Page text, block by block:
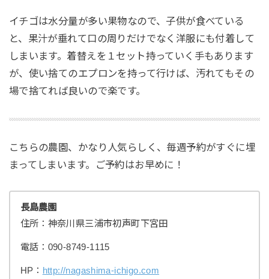
イチゴは水分量が多い果物なので、子供が食べている
と、果汁が垂れて口の周りだけでなく洋服にも付着して
しまいます。着替えを１セット持っていく手もあります
が、使い捨てのエプロンを持って行けば、汚れてもその
場で捨てれば良いので楽です。
こちらの農園、かなり人気らしく、毎週予約がすぐに埋
まってしまいます。ご予約はお早めに！
長島農園
住所：神奈川県三浦市初声町下宮田
電話：090-8749-1115
HP： http://nagashima-ichigo.com